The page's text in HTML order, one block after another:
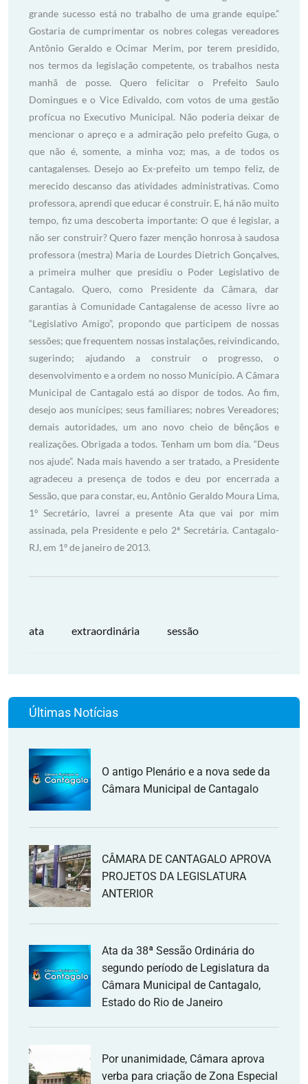
grande sucesso está no trabalho de uma grande equipe.”
Gostaria de cumprimentar os nobres colegas vereadores
Antônio Geraldo e Ocimar Merim, por terem presidido,
nos termos da legislação competente, os trabalhos nesta
manhã de posse. Quero felicitar o Prefeito Saulo
Domingues e o Vice Edivaldo, com votos de uma gestão
profícua no Executivo Municipal. Não poderia deixar de
mencionar o apreço e a admiração pelo prefeito Guga, o
que não é, somente, a minha voz; mas, a de todos os
cantagalenses. Desejo ao Ex-prefeito um tempo feliz, de
merecido descanso das atividades administrativas. Como
professora, aprendi que educar é construir. E, há não muito
tempo, fiz uma descoberta importante: O que é legislar, a
não ser construir? Quero fazer menção honrosa à saudosa
professora (mestra) Maria de Lourdes Dietrich Gonçalves,
a primeira mulher que presidiu o Poder Legislativo de
Cantagalo. Quero, como Presidente da Câmara, dar
garantias à Comunidade Cantagalense de acesso livre ao
“Legislativo Amigo”, propondo que participem de nossas
sessões; que frequentem nossas instalações, reivindicando,
sugerindo; ajudando a construir o progresso, o
desenvolvimento e a ordem no nosso Município. A Câmara
Municipal de Cantagalo está ao dispor de todos. Ao fim,
desejo aos munícipes; seus familiares; nobres Vereadores;
demais autoridades, um ano novo cheio de bênçãos e
realizações. Obrigada a todos. Tenham um bom dia. “Deus
nos ajude”. Nada mais havendo a ser tratado, a Presidente
agradeceu a presença de todos e deu por encerrada a
Sessão, que para constar, eu, Antônio Geraldo Moura Lima,
1º Secretário, lavrei a presente Ata que vai por mim
assinada, pela Presidente e pelo 2ª Secretária. Cantagalo-
RJ, em 1º de janeiro de 2013.
ata extraordinária sessão
Últimas Notícias
O antigo Plenário e a nova sede da
Câmara Municipal de Cantagalo
CÂMARA DE CANTAGALO APROVA
PROJETOS DA LEGISLATURA
ANTERIOR
Ata da 38ª Sessão Ordinária do
segundo período de Legislatura da
Câmara Municipal de Cantagalo,
Estado do Rio de Janeiro
Por unanimidade, Câmara aprova
verba para criação de Zona Especial